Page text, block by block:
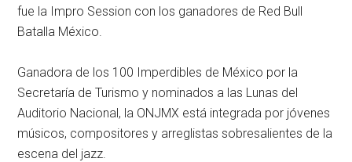
fue la Impro Session con los ganadores de Red Bull
Batalla México.
Ganadora de los 100 Imperdibles de México por la
Secretaría de Turismo y nominados a las Lunas del
Auditorio Nacional, la ONJMX está integrada por jóvenes
músicos, compositores y arreglistas sobresalientes de la
escena del jazz.